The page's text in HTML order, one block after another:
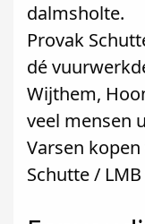
dalmsholte.
Provak
dé
Wijthem,
veel mensen
Varsen
Schutte /